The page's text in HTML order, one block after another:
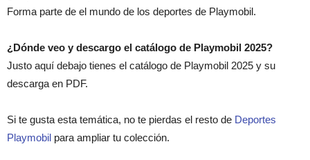
Forma parte de el mundo de los deportes de Playmobil.
¿Dónde veo y descargo el catálogo de Playmobil 2025?
Justo aquí debajo tienes el catálogo de Playmobil 2025 y su
descarga en PDF.
Si te gusta esta temática, no te pierdas el resto de Deportes
Playmobil para ampliar tu colección.